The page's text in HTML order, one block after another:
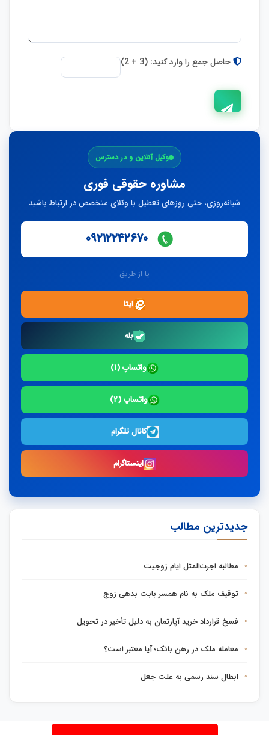
حاصل جمع را وارد کنید: (3 + 2)
وکیل آنلاین و در دسترس
مشاوره حقوقی فوری
شبانه‌روزی، حتی روزهای تعطیل با وکلای متخصص در ارتباط باشید
۰۹۲۱۲۲۴۲۶۷۰
یا از طریق
ایتا
بله
واتساپ (۱)
واتساپ (۲)
کانال تلگرام
اینستاگرام
جدیدترین مطالب
مطالبه اجرت‌المثل ایام زوجیت
توقیف ملک به نام همسر بابت بدهی زوج
فسخ قرارداد خرید آپارتمان به دلیل تأخیر در تحویل
معامله ملک در رهن بانک؛ آیا معتبر است؟
ابطال سند رسمی به علت جعل